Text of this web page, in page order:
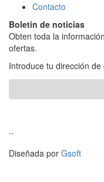
Contacto
Boletin de noticias
Obten toda la
ofertas.
Introduce tu dirección de
..
Diseñada por Gsoft